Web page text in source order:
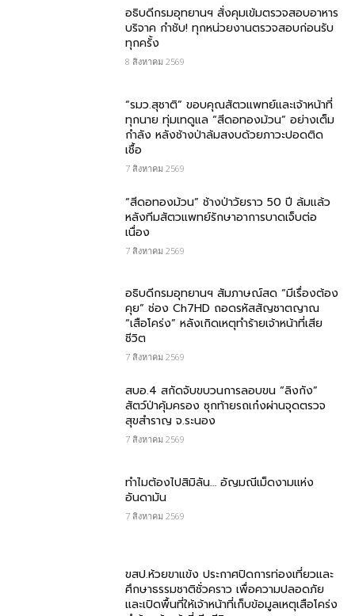
อธิบดีกรมอุทยานฯ สั่งคุมเข้มตรวจสอบอาหาร
บริจาค​ กำชับ! ทุกหน่วยงานตรวจสอบก่อนรับ
ทุกครั้ง
8 สิงหาคม 2569
“รมว.สุชาติ” ขอบคุณสัตวแพทย์และเจ้าหน้าที่
ทุกนาย ทุ่มเทดูแล “สีดอทองม้วน” อย่างเต็ม
กำลัง หลังช้างป่าล้มสงบด้วยภาวะปอดติด
เชื้อ
7 สิงหาคม 2569
“สีดอทองม้วน” ช้างป่าวัยราว 50 ปี ล้มแล้ว
หลังทีมสัตวแพทย์รักษาอาการบาดเจ็บต่อ
เนื่อง
7 สิงหาคม 2569
อธิบดีกรมอุทยานฯ สัมภาษณ์สด “มีเรื่องต้อง
คุย” ช่อง Ch7HD ถอดรหัสสัญชาตญาณ
“เสือโคร่ง” หลังเกิดเหตุทำร้ายเจ้าหน้าที่เสีย
ชีวิต
7 สิงหาคม 2569
สบอ.4 สกัดจับขบวนการลอบขน “ลิงกัง”
สัตว์ป่าคุ้มครอง ซุกท้ายรถเก๋งผ่านจุดตรวจ
สุขสำราญ จ.ระนอง
7 สิงหาคม 2569
ทำไมต้องไปสิมิลัน… อัญมณีเม็ดงามแห่ง
อันดามัน
7 สิงหาคม 2569
ขสป.ห้วยขาแข้ง ประกาศปิดการท่องเที่ยวและ
ศึกษาธรรมชาติชั่วคราว เพื่อความปลอดภัย
และเปิดพื้นที่ให้เจ้าหน้าที่เก็บข้อมูลเหตุเสือโคร่ง